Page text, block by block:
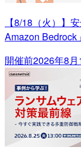
【8/18（火）】
Amazon Bedrock
開催前2026年8